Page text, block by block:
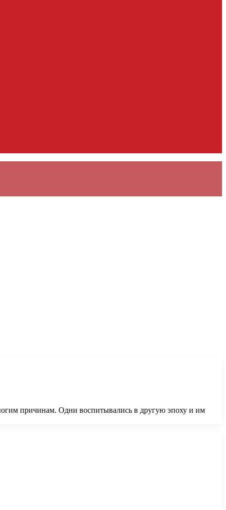
причинам. Одни воспитывались в другую эпоху и им